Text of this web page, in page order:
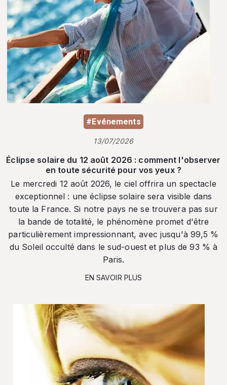
#Evénements
13/07/2026
Éclipse solaire du 12 août 2026 : comment l'observer
en toute sécurité pour vos yeux ?
Le mercredi 12 août 2026, le ciel offrira un spectacle
exceptionnel : une éclipse solaire sera visible dans
toute la France. Si notre pays ne se trouvera pas sur
la bande de totalité, le phénomène promet d'être
particulièrement impressionnant, avec jusqu'à 99,5 %
du Soleil occulté dans le sud-ouest et plus de 93 % à
Paris.
EN SAVOIR PLUS